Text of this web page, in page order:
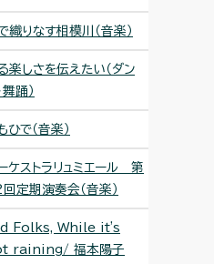
織りなす相模川（音楽）
楽しさを伝えたい（ダン
舞踊）
ひで（音楽）
ケストラリュミエール 第
定期演奏会（音楽）
Folks, While it's
raining/ 福本陽子